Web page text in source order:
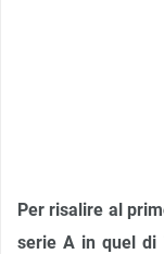
Per risalire al
serie A in quel di